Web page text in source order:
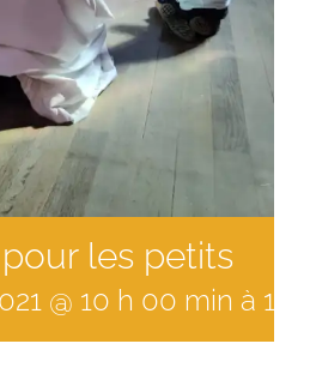
les petits
@ 10 h 00 min à 10